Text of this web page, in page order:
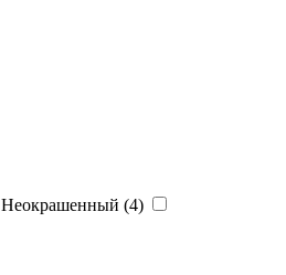
Неокрашенный (4)